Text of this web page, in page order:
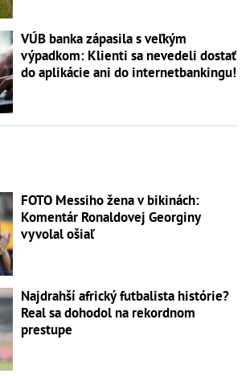
VÚB banka zápasila s veľkým
výpadkom: Klienti sa nevedeli dostať
do aplikácie ani do internetbankingu!
FOTO Messiho žena v bikinách:
Komentár Ronaldovej Georginy
vyvolal ošiaľ
Najdrahší africký futbalista histórie?
Real sa dohodol na rekordnom
prestupe